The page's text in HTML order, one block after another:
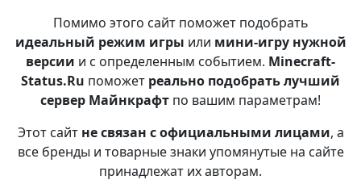
Помимо этого сайт поможет подобрать
идеальный режим игры или мини-игру нужной
версии и с определенным событием. Minecraft-
Status.Ru поможет реально подобрать лучший
сервер Майнкрафт по вашим параметрам!
Этот сайт не связан с официальными лицами, а
все бренды и товарные знаки упомянутые на сайте
принадлежат их авторам.